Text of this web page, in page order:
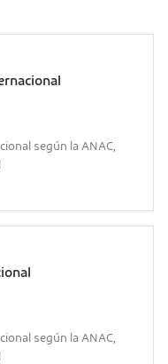
según la ANAC,
según la ANAC,